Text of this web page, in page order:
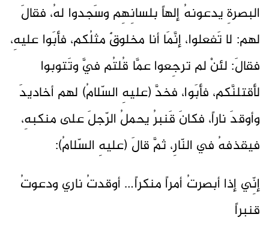
البصرةِ يدعونهُ إلهاً بلسانِهِم وسَجدوا لهُ، فقالَ
لهم: لا تَفعلوا، إنَّمَا أنا مخلوقٌ مثلُكم، فأبَوا عليهِ،
فقالَ: لئنْ لم ترجِعوا عمَّا قُلتُم فيَّ وتَتوبوا
لأقتلنَّكم، فأبَوا، فخدَّ (عليهِ السّلامُ) لهم أخاديدَ
وأوقدَ ناراً، فكانَ قَنبرُ يحملُ الرّجلَ على منكبهِ،
فيقذفهُ في النّارِ، ثمَّ قالَ (عليهِ السّلامُ):
إنِّي إذا أبصرتُ أمراً منكراً… أوقدتُ ناري ودعوتُ
قنبراً